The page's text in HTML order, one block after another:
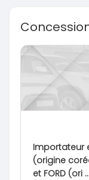
Importateur
(origine
et FORD (ori